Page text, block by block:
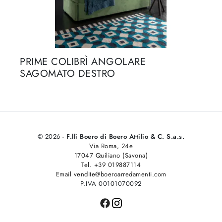
PRIME COLIBRÌ ANGOLARE
SAGOMATO DESTRO
© 2026 - F.lli Boero di Boero Attilio & C. S.a.s.
Via Roma, 24e
17047 Quiliano (Savona)
Tel. +39 019887114
Email vendite@boeroarredamenti.com
P.IVA 00101070092